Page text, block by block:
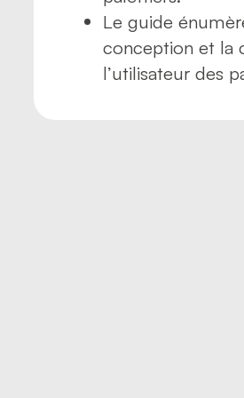
Le guide
conception et la
l’utilisateur des